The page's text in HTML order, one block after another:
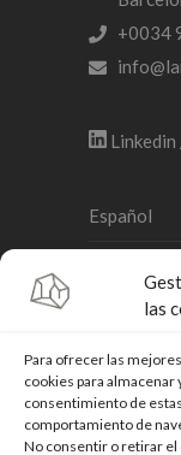
las
Para ofrecer las
cookies para almacenar
consentimiento de
comportamiento de
No consentir o retirar
+0034
Linkedin
Español
English
Legal